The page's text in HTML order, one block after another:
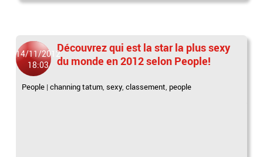
14/11/2012
18:03
Découvrez qui est la star la plus sexy
du monde en 2012 selon People!
People |channing tatum,sexy,classement, people